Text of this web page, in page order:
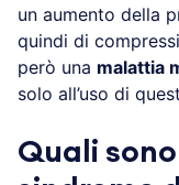
un aumento della
quindi di
però una malattia
solo all’uso di
Quali